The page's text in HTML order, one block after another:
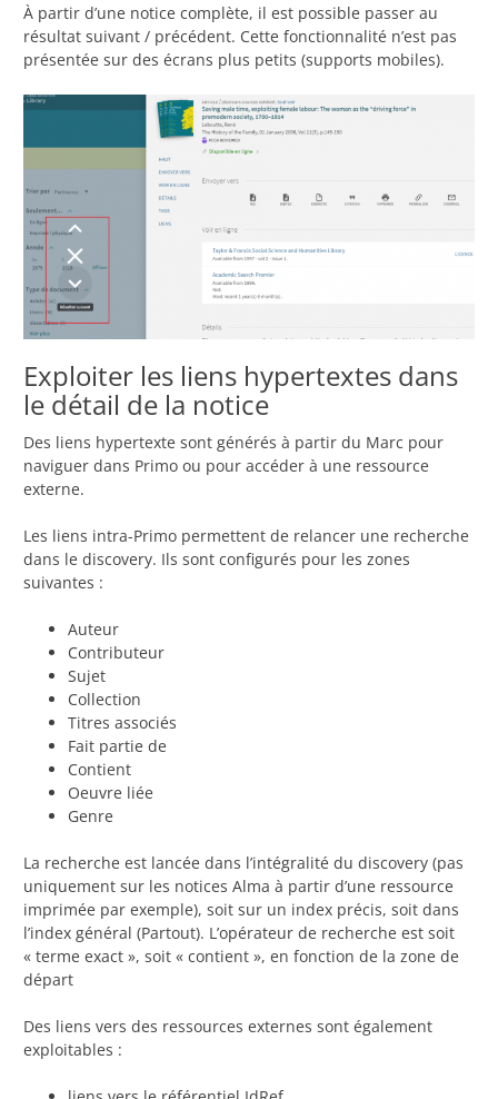
À partir d’une notice complète, il est possible passer au
résultat suivant / précédent. Cette fonctionnalité n’est pas
présentée sur des écrans plus petits (supports mobiles).
Exploiter les liens hypertextes dans
le détail de la notice
Des liens hypertexte sont générés à partir du Marc pour
naviguer dans Primo ou pour accéder à une ressource
externe.
Les liens intra-Primo permettent de relancer une recherche
dans le discovery. Ils sont configurés pour les zones
suivantes :
Auteur
Contributeur
Sujet
Collection
Titres associés
Fait partie de
Contient
Oeuvre liée
Genre
La recherche est lancée dans l’intégralité du discovery (pas
uniquement sur les notices Alma à partir d’une ressource
imprimée par exemple), soit sur un index précis, soit dans
l’index général (Partout). L’opérateur de recherche est soit
« terme exact », soit « contient », en fonction de la zone de
départ
Des liens vers des ressources externes sont également
exploitables :